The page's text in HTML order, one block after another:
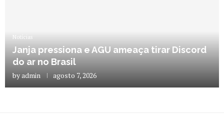
Notícias
Janja pressiona e AGU ameaça tirar Discord
do ar no Brasil
byadmin agosto 7, 2026